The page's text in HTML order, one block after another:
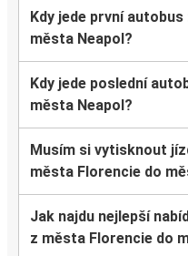
Kdy jede první
města Neapol?
Kdy jede poslední
města Neapol?
Musím si vytisknout
města Florencie do
Jak najdu nejlepší
z města Florencie do